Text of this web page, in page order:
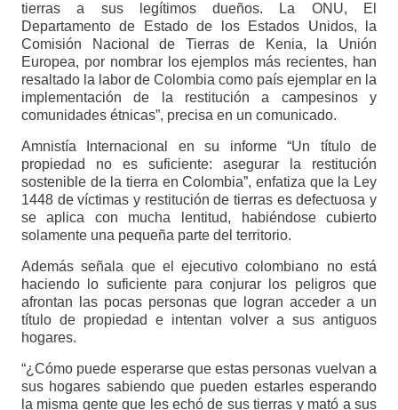
tierras a sus legítimos dueños. La ONU, El
Departamento de Estado de los Estados Unidos, la
Comisión Nacional de Tierras de Kenia, la Unión
Europea, por nombrar los ejemplos más recientes, han
resaltado la labor de Colombia como país ejemplar en la
implementación de la restitución a campesinos y
comunidades étnicas”, precisa en un comunicado.
Amnistía Internacional en su informe “Un título de
propiedad no es suficiente: asegurar la restitución
sostenible de la tierra en Colombia”, enfatiza que la Ley
1448 de víctimas y restitución de tierras es defectuosa y
se aplica con mucha lentitud, habiéndose cubierto
solamente una pequeña parte del territorio.
Además señala que el ejecutivo colombiano no está
haciendo lo suficiente para conjurar los peligros que
afrontan las pocas personas que logran acceder a un
título de propiedad e intentan volver a sus antiguos
hogares.
“¿Cómo puede esperarse que estas personas vuelvan a
sus hogares sabiendo que pueden estarles esperando
la misma gente que les echó de sus tierras y mató a sus